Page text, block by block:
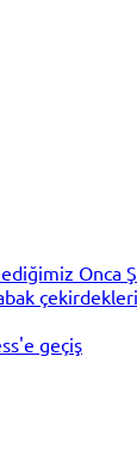
Onca
çekirdekleri
geçiş